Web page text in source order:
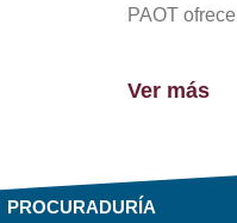
PAOT
Ver más
PROCURADURÍA